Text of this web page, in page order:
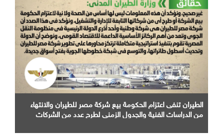
الطيران تنفى اعتزام الحكومة بيع شركة مصر للطيران والانتهاء
من الدراسات الفنية والجدول الزمني لطرح عدد من الشركات